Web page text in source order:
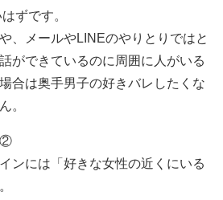
ずです。
、メールやLINEのやりとりではと
ができているのに周囲に人がいる
合は奥手男子の好きバレしたくな
。
②
ンには「好きな女性の近くにいる